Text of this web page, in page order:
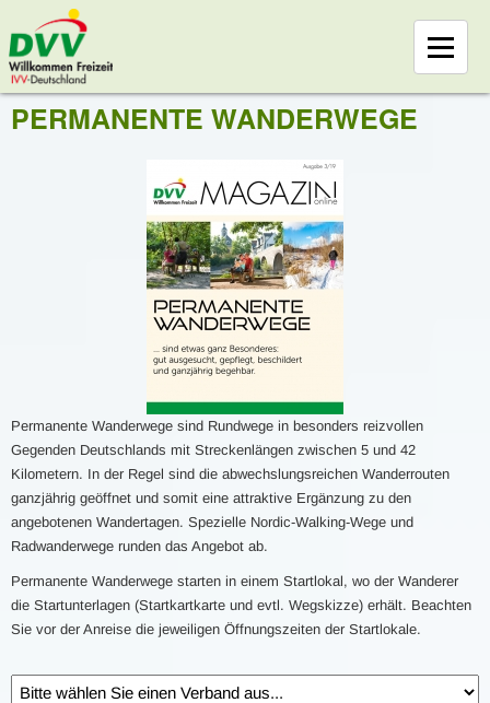
PERMANENTE WANDERWEGE
Permanente Wanderwege sind Rundwege in besonders reizvollen
Gegenden Deutschlands mit Streckenlängen zwischen 5 und 42
Kilometern. In der Regel sind die abwechslungsreichen Wanderrouten
ganzjährig geöffnet und somit eine attraktive Ergänzung zu den
angebotenen Wandertagen. Spezielle Nordic-Walking-Wege und
Radwanderwege runden das Angebot ab.
Permanente Wanderwege starten in einem Startlokal, wo der Wanderer
die Startunterlagen (Startkartkarte und evtl. Wegskizze) erhält. Beachten
Sie vor der Anreise die jeweiligen Öffnungszeiten der Startlokale.